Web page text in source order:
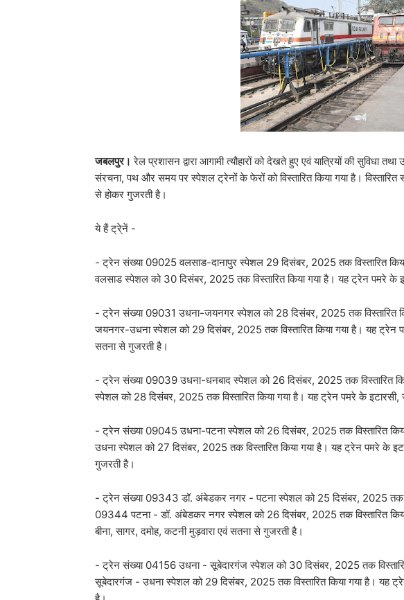
जबलपुर। रेल प्रशासन द्वारा आगामी त्यौहारों को देखते हुए एवं यात्रियों की सुविधा
संरचना, पथ और समय पर स्‍पेशल ट्रेनों के फेरों को विस्तारित किया गया है।
से होकर गुजरती है।
ये हैं ट्रे्नें -
- ट्रेन संख्या 09025 वलसाड-दानापुर स्पेशल 29 दिसंबर, 2025 तक विस्‍तारित
वलसाड स्पेशल को 30 दिसंबर, 2025 तक विस्‍तारित किया गया है। यह ट्रेन पमरे के
- ट्रेन संख्या 09031 उधना-जयनगर स्पेशल को 28 दिसंबर, 2025 तक विस्‍तारित
जयनगर-उधना स्पेशल को 29 दिसंबर, 2025 तक विस्‍तारित किया गया है। यह ट्रेन
सतना से गुजरती है।
- ट्रेन संख्या 09039 उधना-धनबाद स्पेशल को 26 दिसंबर, 2025 तक विस्‍तारित
स्पेशल को 28 दिसंबर, 2025 तक विस्‍तारित किया गया है। यह ट्रेन पमरे के
- ट्रेन संख्या 09045 उधना-पटना स्पेशल को 26 दिसंबर, 2025 तक विस्‍तारित
उधना स्पेशल को 27 दिसंबर, 2025 तक विस्‍तारित किया गया है। यह ट्रेन पमरे के
गुजरती है।
- ट्रेन संख्या 09343 डॉ. अंबेडकर नगर - पटना स्पेशल को 25 दिसंबर, 2025 तक
09344 पटना - डॉ. अंबेडकर नगर स्पेशल को 26 दिसंबर, 2025 तक विस्तारित
बीना, सागर, दमोह, कटनी मुड़वारा एवं सतना से गुजरती है।
- ट्रेन संख्या 04156 उधना - सूबेदारगंज स्पेशल को 30 दिसंबर, 2025 तक
सूबेदारगंज - उधना स्पेशल को 29 दिसंबर, 2025 तक विस्‍तारित किया गया है। यह